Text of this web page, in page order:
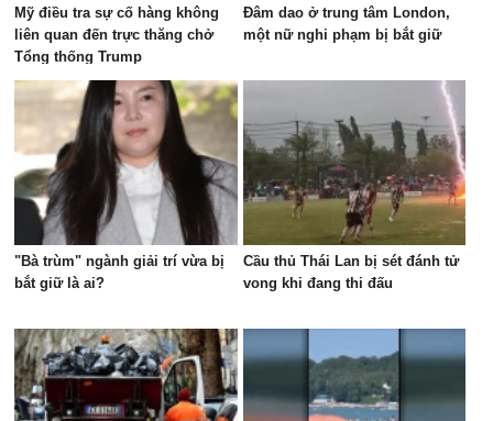
Mỹ điều tra sự cố hàng không
liên quan đến trực thăng chở
Tổng thống Trump
Đâm dao ở trung tâm London,
một nữ nghi phạm bị bắt giữ
"Bà trùm" ngành giải trí vừa bị
bắt giữ là ai?
Cầu thủ Thái Lan bị sét đánh tử
vong khi đang thi đấu